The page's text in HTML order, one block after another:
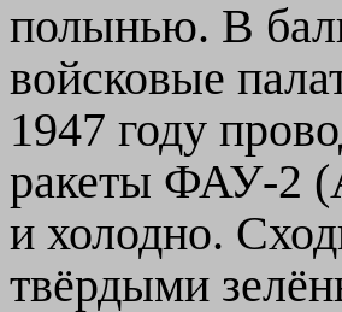
полынью. В
войсковые
1947 году
ракеты ФАУ-2
и холодно.
твёрдыми